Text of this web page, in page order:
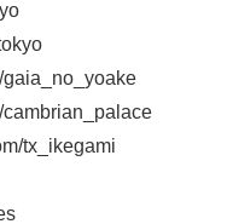
gaia_no_yoake
cambrian_palace
tx_ikegami